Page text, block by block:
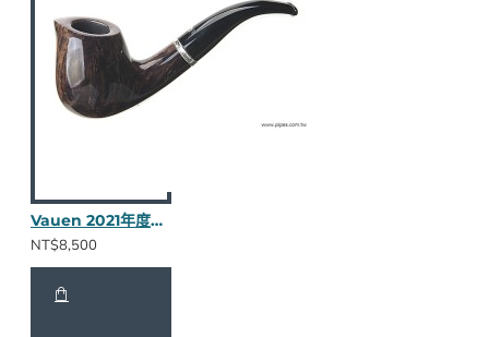
Vauen 2021年度斗 (光面黑灰)
NT$8,500